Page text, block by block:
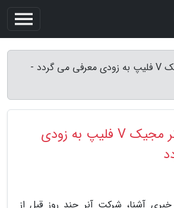
گوشی تاشو آنر مجیک V فلیپ به زودی معرفی می گردد -
گوشی تاشو آنر مجیک V فلیپ به زودی
آشنا، شرکت آنر چند روز قبل از